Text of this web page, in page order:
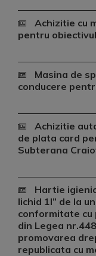
Achizitie cu
pentru
Masina de
conducere
Achizitie
de plata card
Subterana
Hartie
lichid 1l” de la
conformitate cu
din Legea
promovarea
republicata cu